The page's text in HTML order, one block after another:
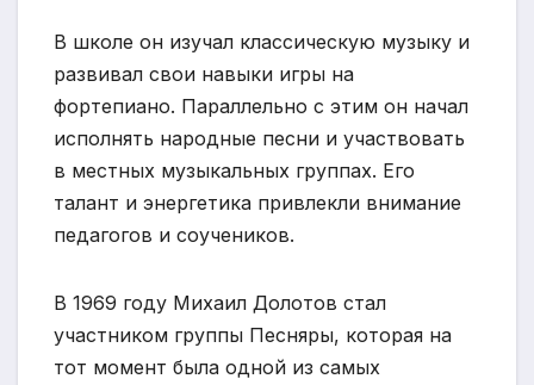
В школе он изучал классическую музыку и
развивал свои навыки игры на
фортепиано. Параллельно с этим он начал
исполнять народные песни и участвовать
в местных музыкальных группах. Его
талант и энергетика привлекли внимание
педагогов и соучеников.
В 1969 году Михаил Долотов стал
участником группы Песняры, которая на
тот момент была одной из самых